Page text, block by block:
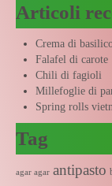
Articoli
Crema di
Falafel di carote
Chili di fagioli
Millefoglie di
Spring rolls
Tag
agar agar antipasto